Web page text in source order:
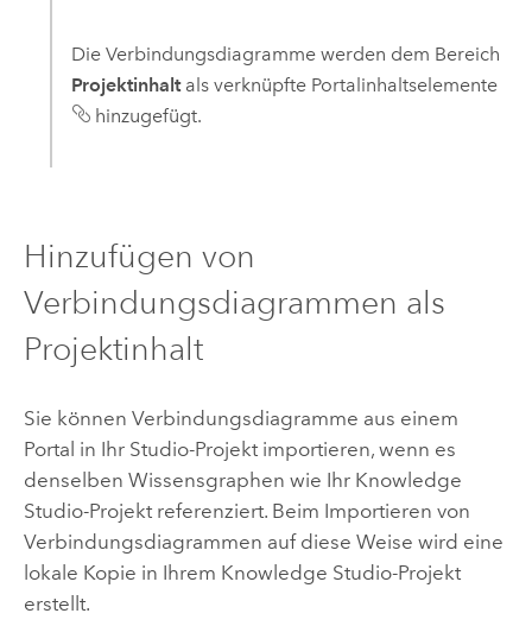
Die Verbindungsdiagramme werden dem Bereich
Projektinhaltals verknüpfte Portalinhaltselemente
hinzugefügt.
Hinzufügen von
Verbindungsdiagrammen als
Projektinhalt
Sie können Verbindungsdiagramme aus einem
Portal in Ihr Studio-Projekt importieren, wenn es
denselben Wissensgraphen wie Ihr Knowledge
Studio-Projekt referenziert. Beim Importieren von
Verbindungsdiagrammen auf diese Weise wird eine
lokale Kopie in Ihrem Knowledge Studio-Projekt
erstellt.